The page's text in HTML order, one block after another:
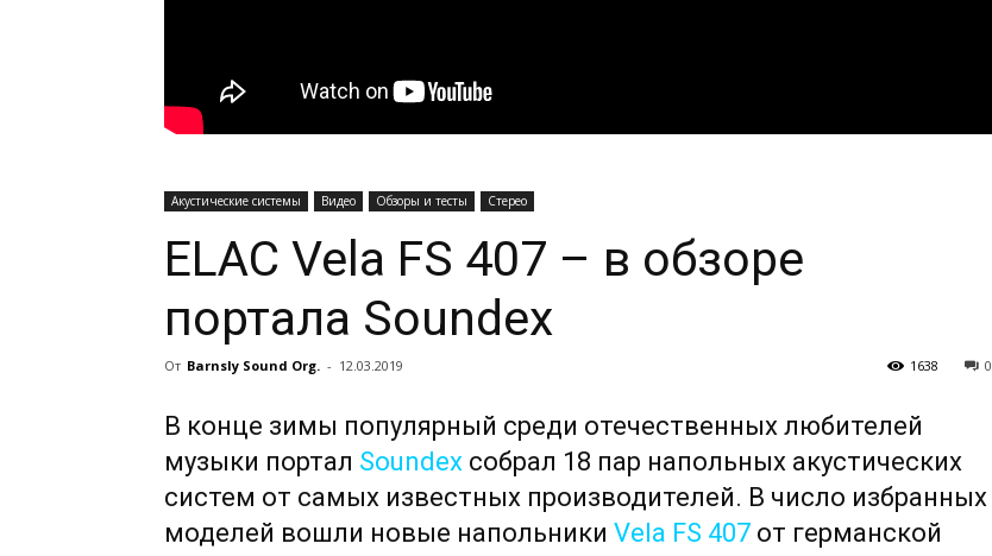
Акустические системы Видео Обзоры и тесты Стерео
ELAC Vela FS 407 – в обзоре
портала Soundex
От Barnsly Sound Org. - 12.03.2019 0
1638
В конце зимы популярный среди отечественных любителей
музыки портал Soundex собрал 18 пар напольных акустических
систем от самых известных производителей. В число избранных
моделей вошли новые напольники Vela FS 407 от германской